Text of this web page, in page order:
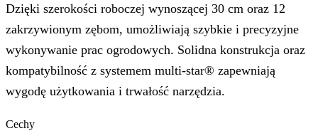
Dzięki szerokości roboczej wynoszącej 30 cm oraz 12
zakrzywionym zębom, umożliwiają szybkie i precyzyjne
wykonywanie prac ogrodowych. Solidna konstrukcja oraz
kompatybilność z systemem multi-star® zapewniają
wygodę użytkowania i trwałość narzędzia.
Cechy